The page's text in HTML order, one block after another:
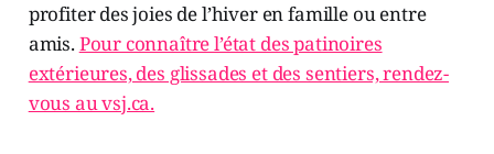
profiter des joies de l’hiver en famille ou entre
amis.Pour connaître l’état des patinoires
extérieures, des glissades et des sentiers, rendez-
vous au vsj.ca.